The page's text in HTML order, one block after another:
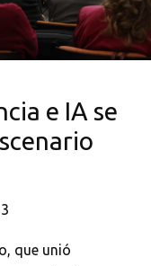
e IA se
que unió